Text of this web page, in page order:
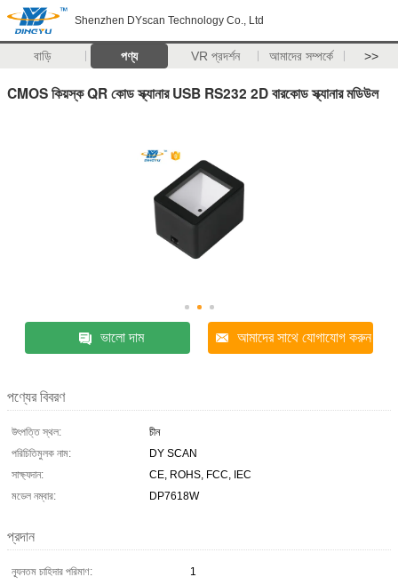
Shenzhen DYscan Technology Co., Ltd
বাড়ি পণ্য VR প্রদর্শন আমাদের সম্পর্কে >>
CMOS কিয়স্ক QR কোড স্ক্যানার USB RS232 2D বারকোড স্ক্যানার মডিউল
ভালো দাম আমাদের সাথে যোগাযোগ করুন
পণ্যের বিবরণ
উৎপত্তি স্থল:
চীন
পরিচিতিমুলক নাম:
DY SCAN
সাক্ষ্যদান:
CE, ROHS, FCC, IEC
মডেল নম্বার:
DP7618W
প্রদান
ন্যূনতম চাহিদার পরিমাণ:
1